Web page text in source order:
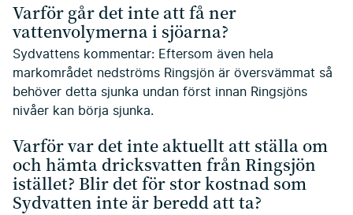
Varför går det inte att få ner
vattenvolymerna i sjöarna?
Sydvattens kommentar: Eftersom även hela
markområdet nedströms Ringsjön är översvämmat så
behöver detta sjunka undan först innan Ringsjöns
nivåer kan börja sjunka.
Varför var det inte aktuellt att ställa om
och hämta dricksvatten från Ringsjön
istället? Blir det för stor kostnad som
Sydvatten inte är beredd att ta?